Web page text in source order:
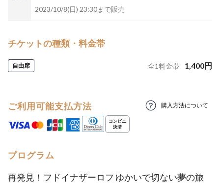
2023/10/8(日) 23:30まで販売
チケットの種類・料金帯
自由席 全1料金帯 1,400円
ご利用可能支払方法 購入方法について
プログラム
再発見！フドイナザーロフ ゆかいで切ない夢の旅